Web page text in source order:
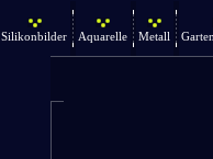
Silikonbilder Aquarelle Metall